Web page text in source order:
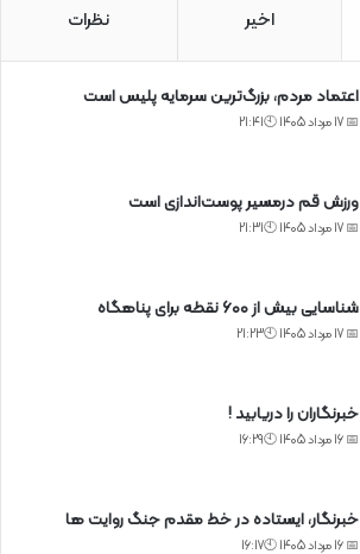
اخیر نظرات
اعتماد مردم، بزرگ‌ترین سرمایه پلیس است
📅 17 مرداد 1405 🕙21:41
ورزش قم درمسیر پوست‌اندازی است
📅 17 مرداد 1405 🕙21:31
شناسایی بیش از ۶۰۰ نقطه برای پناهگاه
📅 17 مرداد 1405 🕙21:23
خبرنگاران را دریابید !
📅 16 مرداد 1405 🕙16:29
خبرنگار، ایستاده در خط مقدم جنگ روایت ها
📅 16 مرداد 1405 🕙16:17